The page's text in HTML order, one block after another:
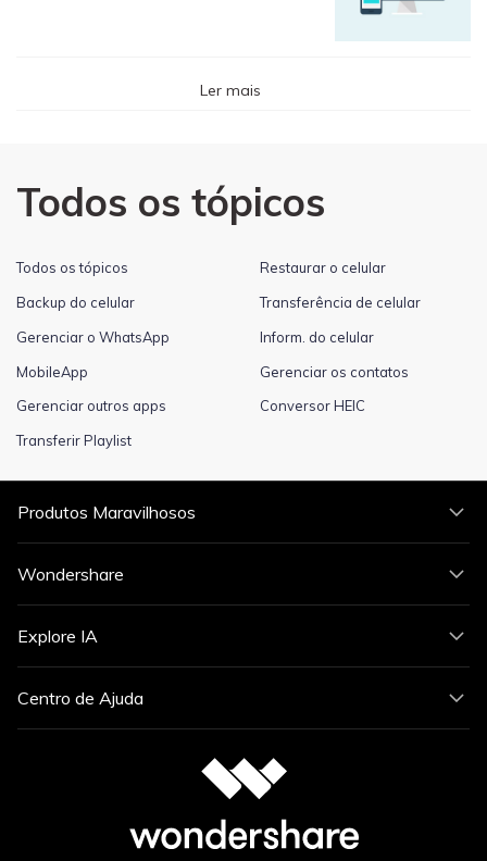
Ler mais
Todos os tópicos
Todos os tópicos
Restaurar o celular
Backup do celular
Transferência de celular
Gerenciar o WhatsApp
Inform. do celular
MobileApp
Gerenciar os contatos
Gerenciar outros apps
Conversor HEIC
Transferir Playlist
Produtos Maravilhosos
Wondershare
Explore IA
Centro de Ajuda